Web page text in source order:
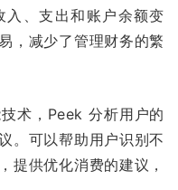
、支出和账户余额变
，减少了管理财务的繁
术，Peek 分析用户的
。可以帮助用户识别不
提供优化消费的建议，